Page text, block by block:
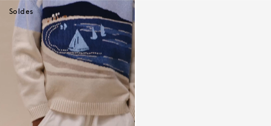
Soldes
Pull Lyle paysage mer brodé main en coton biologique et